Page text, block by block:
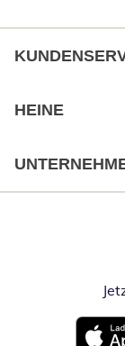
HEINE